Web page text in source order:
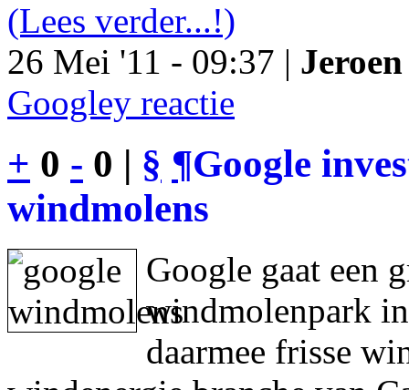
(Lees verder...!)
26 Mei '11 - 09:37 |
Googley reactie
+ 0 - 0 | § ¶Google
windmolens
Google gaat een
windmolenpark
daarmee frisse